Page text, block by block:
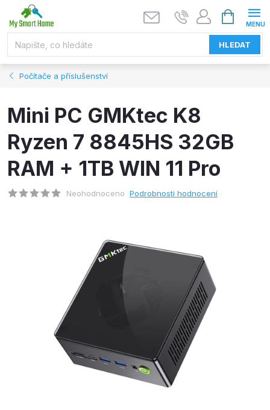
HLEDAT
NÁKUPNÍ
KOŠÍK
Počítače a příslušenství
Mini PC GMKtec K8
Ryzen 7 8845HS 32GB
RAM + 1TB WIN 11 Pro
Neohodnoceno Podrobnosti hodnocení